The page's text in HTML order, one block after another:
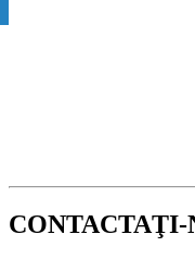
CONTACTAŢI-